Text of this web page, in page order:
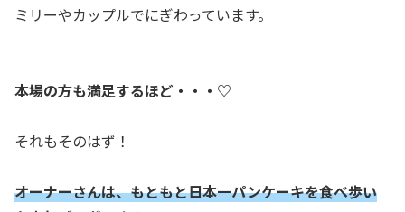
ミリーやカップルでにぎわっています。
本場の方も満足するほど・・・♡
それもそのはず！
オーナーさんは、もともと日本一パンケーキを食べ歩い